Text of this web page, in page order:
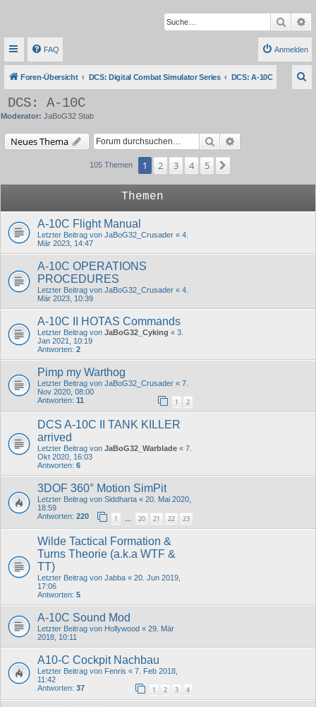
Suche
FAQ Anmelden
Foren-Übersicht DCS: Digital Combat Simulator Series DCS: A-10C
DCS: A-10C
Moderator: JaBoG32 Stab
Neues Thema Suche
105 Themen 1 2 3 4 5
Themen
A-10C Flight Manual
Letzter Beitrag von JaBoG32_Crusader « 4.
Mär 2023, 14:47
A-10C OPERATIONS
PROCEDURES
Letzter Beitrag von JaBoG32_Crusader « 4.
Mär 2023, 10:39
A-10C II HOTAS Commands
Letzter Beitrag von JaBoG32_Cyking « 3.
Jan 2021, 10:19
Antworten: 2
Pimp my Warthog
Letzter Beitrag von JaBoG32_Crusader « 7.
Nov 2020, 08:00
Antworten: 11 1 2
DCS A-10C II TANK KILLER
arrived
Letzter Beitrag von JaBoG32_Warblade « 7.
Okt 2020, 16:03
Antworten: 6
3DOF 360° Motion SimPit
Letzter Beitrag von Siddharta « 20. Mai 2020,
18:59
Antworten: 220 1 … 20 21 22 23
Wilde Tactical Formation &
Turns Theorie (a.k.a WTF &
TT)
Letzter Beitrag von Jabba « 20. Jun 2019,
17:06
Antworten: 5
A-10C Sound Mod
Letzter Beitrag von Hollywood « 29. Mär
2018, 10:11
A10-C Cockpit Nachbau
Letzter Beitrag von Fenris « 7. Feb 2018,
11:42
Antworten: 37 1 2 3 4